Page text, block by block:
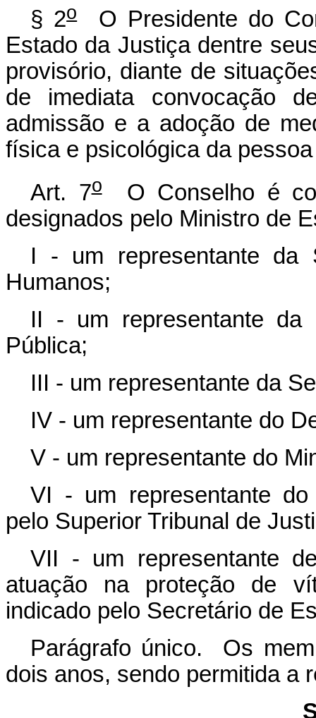
§ 2oO Presidente do
Estado da Justiça dentre
provisório, diante de
de imediata convocação
admissão e a adoção de
física e psicológica da
Art. 7oO Conselho é
designados pelo Ministro de
I - um representante da
Humanos;
II - um representante da
Pública;
III - um representante da
IV - um representante do
V - um representante do
VI - um representante do
pelo Superior Tribunal de
VII - um representante
atuação na proteção de
indicado pelo Secretário de
Parágrafo único. Os
dois anos, sendo permitida a